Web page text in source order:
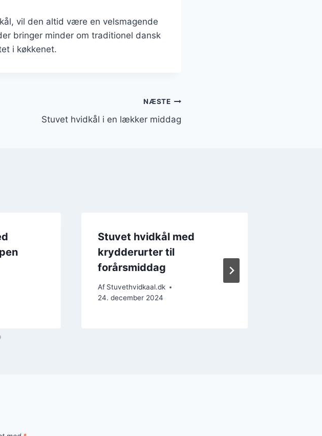
vil den altid være en velsmagende
bringer minder om traditionel dansk
i køkkenet.
NÆSTE
Stuvet hvidkål i en lækker middag
Stuvet hvidkål med
krydderurter til
forårsmiddag
Af Stuvethvidkaal.dk
24. december 2024